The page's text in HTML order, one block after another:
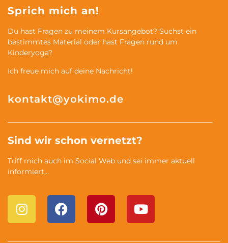
Sprich mich an!
Du hast Fragen zu meinem Kursangebot? Suchst ein
bestimmtes Material oder hast Fragen rund um
Kinderyoga?
Ich freue mich auf deine Nachricht!
kontakt@yokimo.de
Sind wir schon vernetzt?
Triff mich auch im Social Web und sei immer aktuell
informiert…